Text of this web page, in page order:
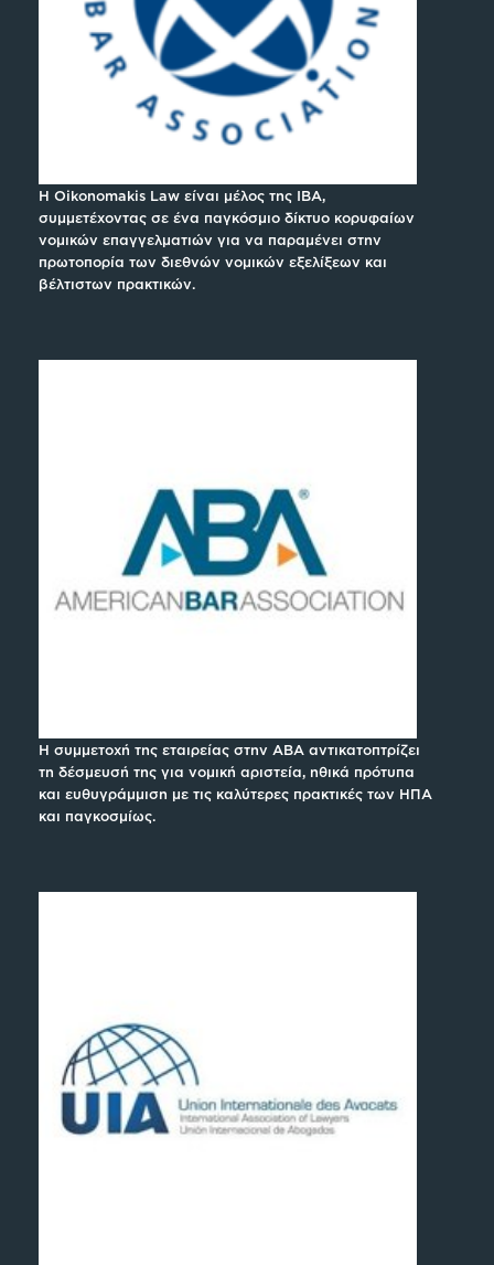
H Oikonomakis Law είναι μέλος της IBA,
συμμετέχοντας σε ένα παγκόσμιο δίκτυο κορυφαίων
νομικών επαγγελματιών για να παραμένει στην
πρωτοπορία των διεθνών νομικών εξελίξεων και
βέλτιστων πρακτικών.
Η συμμετοχή της εταιρείας στην ABA αντικατοπτρίζει
τη δέσμευσή της για νομική αριστεία, ηθικά πρότυπα
και ευθυγράμμιση με τις καλύτερες πρακτικές των ΗΠΑ
και παγκοσμίως.